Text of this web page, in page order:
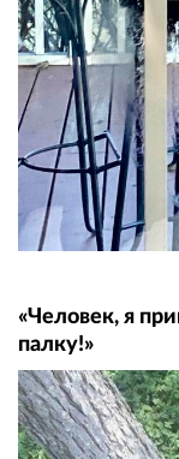
«Человек, я
палку!»